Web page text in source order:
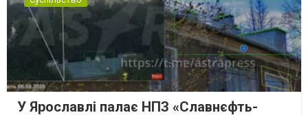
У Ярославлі палає НПЗ «Славнєфть-